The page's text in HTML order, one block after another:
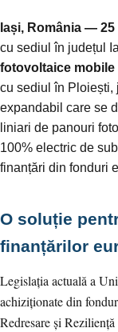
Iași, România — 25
cu sediul în județul
fotovoltaice mobile
cu sediul în
expandabil care se
liniari de panouri
100% electric de
finanțări din fonduri
O soluție
finanțărilor
Legislația actuală a
achiziționate din
Redresare și